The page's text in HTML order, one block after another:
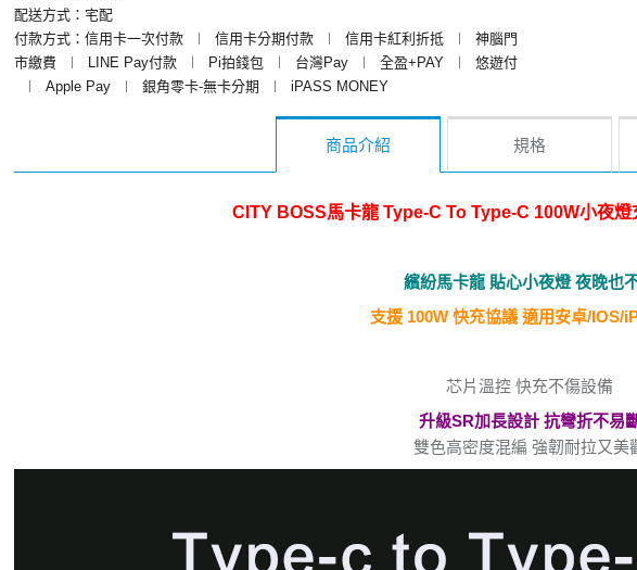
配送方式：宅配
付款方式：信用卡一次付款
︱ 信用卡分期付款 ︱ 信用卡紅利折抵 ︱
神腦門
市繳費
︱ LINE Pay付款 ︱ Pi拍錢包 ︱ 台灣Pay ︱ 全盈+PAY ︱
悠遊付
︱
Apple Pay ︱ 銀角零卡-無卡分期 ︱ iPASS MONEY
商品介紹 規格
CITY BOSS馬卡龍 Type-C To Type-C 100W小夜
繽紛馬卡龍 貼心小夜燈 夜晚也
支援 100W 快充協議 適用安卓/IOS/
芯片溫控 快充不傷設備
升級SR加長設計 抗彎折不易
雙色高密度混編 強韌耐拉又美